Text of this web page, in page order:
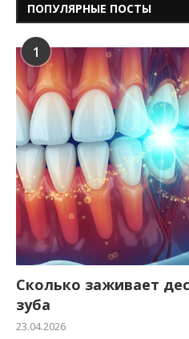
ПОПУЛЯРНЫЕ ПОСТЫ
1
Сколько заживает
зуба
23.04.2026